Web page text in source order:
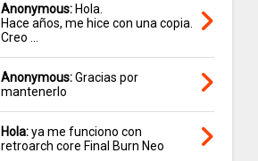
Anonymous: Hola.
Hace años, me hice con una copia.
Creo ...
Anonymous:Gracias por
mantenerlo
Hola:ya me funciono con
retroarch core Final Burn Neo